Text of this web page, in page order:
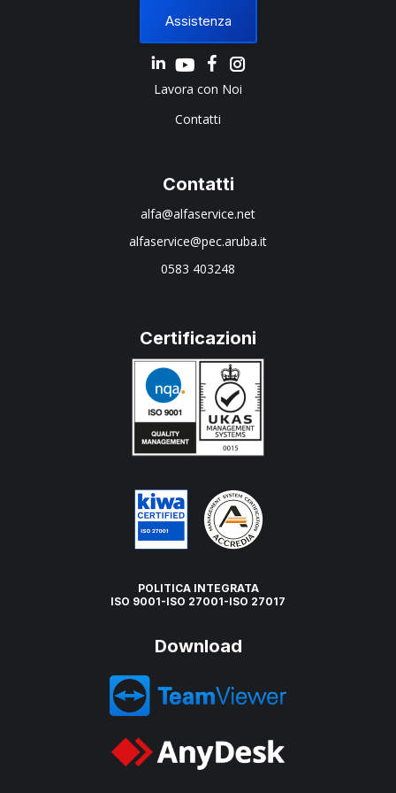
Assistenza
Linkedin Instagram
Lavora con Noi
Contatti
Contatti
alfa@alfaservice.net
alfaservice@pec.aruba.it
0583 403248
Certificazioni
POLITICA INTEGRATA
ISO 9001-ISO 27001-ISO 27017
Download